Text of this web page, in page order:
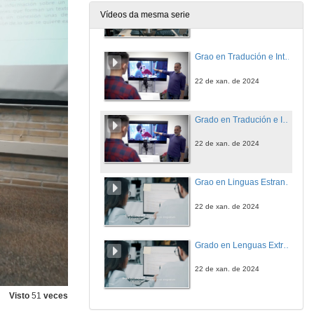
Visto 51 veces
Vídeos da mesma serie
Grao en Tradución e Interpretación. Facultade de Filoloxía e Tradución. Campus de Vigo
22 de xan. de 2024
22 de xan. de 2024
Grao en Linguas Estranxeiras. Facultade de Filoloxía e Tradución. Campus de Vigo
22 de xan. de 2024
22 de xan. de 2024